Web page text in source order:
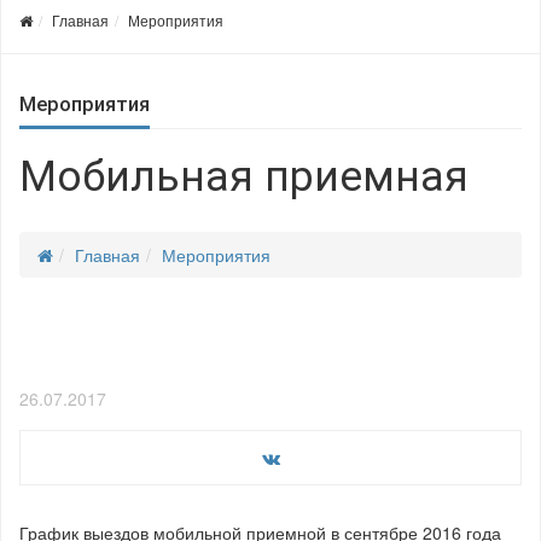
Главная Мероприятия
Мероприятия
Мобильная приемная
Главная Мероприятия
26.07.2017
График выездов мобильной приемной в сентябре 2016 года